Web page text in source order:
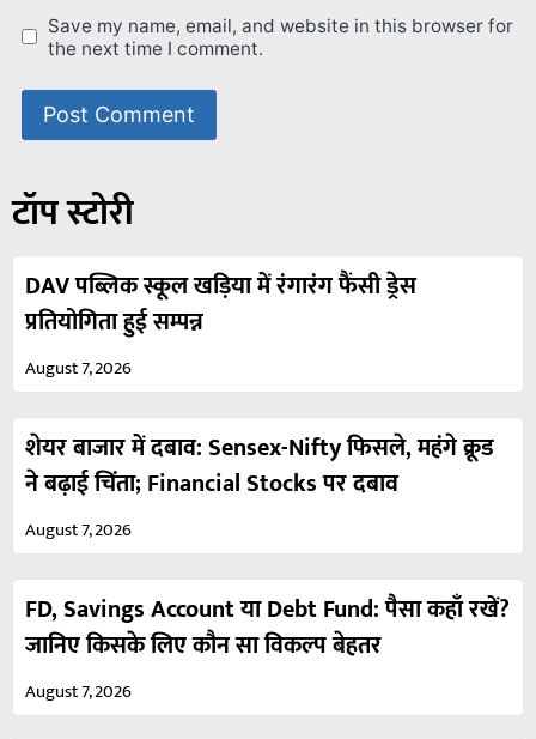
Save my name, email, and website in this browser for
the next time I comment.
टॉप स्टोरी
DAV पब्लिक स्कूल खड़िया में रंगारंग फैंसी ड्रेस
प्रतियोगिता हुई सम्पन्न
August 7, 2026
शेयर बाजार में दबाव: Sensex-Nifty फिसले, महंगे क्रूड
ने बढ़ाई चिंता; Financial Stocks पर दबाव
August 7, 2026
FD, Savings Account या Debt Fund: पैसा कहाँ रखें?
जानिए किसके लिए कौन सा विकल्प बेहतर
August 7, 2026